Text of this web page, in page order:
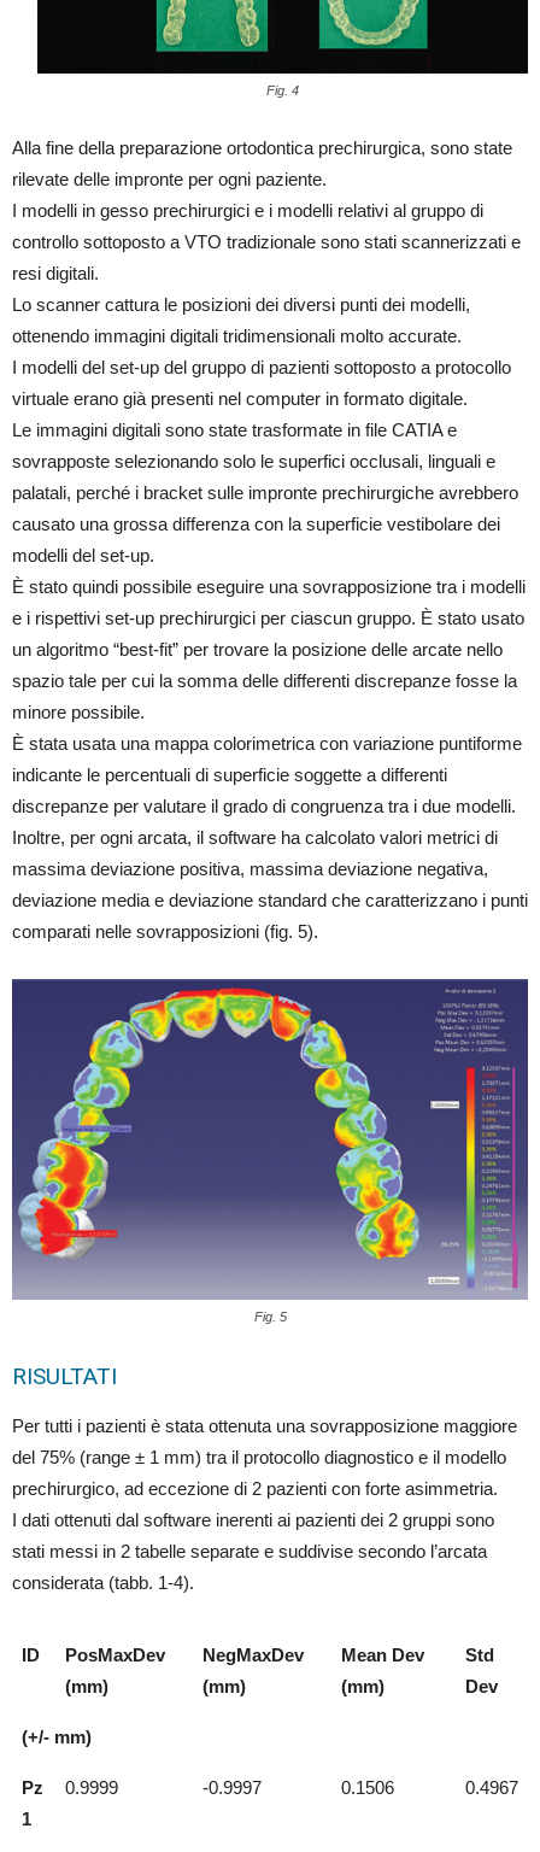
Fig. 4
Alla fine della preparazione ortodontica prechirurgica, sono state
rilevate delle impronte per ogni paziente.
I modelli in gesso prechirurgici e i modelli relativi al gruppo di
controllo sottoposto a VTO tradizionale sono stati scannerizzati e
resi digitali.
Lo scanner cattura le posizioni dei diversi punti dei modelli,
ottenendo immagini digitali tridimensionali molto accurate.
I modelli del set-up del gruppo di pazienti sottoposto a protocollo
virtuale erano già presenti nel computer in formato digitale.
Le immagini digitali sono state trasformate in file CATIA e
sovrapposte selezionando solo le superfici occlusali, linguali e
palatali, perché i bracket sulle impronte prechirurgiche avrebbero
causato una grossa differenza con la superficie vestibolare dei
modelli del set-up.
È stato quindi possibile eseguire una sovrapposizione tra i modelli
e i rispettivi set-up prechirurgici per ciascun gruppo. È stato usato
un algoritmo “best-fit” per trovare la posizione delle arcate nello
spazio tale per cui la somma delle differenti discrepanze fosse la
minore possibile.
È stata usata una mappa colorimetrica con variazione puntiforme
indicante le percentuali di superficie soggette a differenti
discrepanze per valutare il grado di congruenza tra i due modelli.
Inoltre, per ogni arcata, il software ha calcolato valori metrici di
massima deviazione positiva, massima deviazione negativa,
deviazione media e deviazione standard che caratterizzano i punti
comparati nelle sovrapposizioni (fig. 5).
Fig. 5
RISULTATI
Per tutti i pazienti è stata ottenuta una sovrapposizione maggiore
del 75% (range ± 1 mm) tra il protocollo diagnostico e il modello
prechirurgico, ad eccezione di 2 pazienti con forte asimmetria.
I dati ottenuti dal software inerenti ai pazienti dei 2 gruppi sono
stati messi in 2 tabelle separate e suddivise secondo l’arcata
considerata (tabb. 1-4).
ID
PosMaxDev
(mm)
NegMaxDev
(mm)
Mean Dev
(mm)
Std
Dev
(+/- mm)
Pz
1
0.9999 -0.9997 0.1506 0.4967